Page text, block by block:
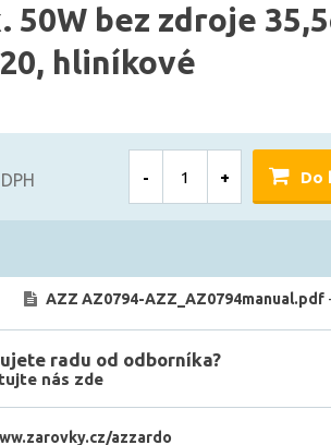
50W bez zdroje
hliníkové
- + Do
AZZ AZ0794-AZZ_AZ0794manual.pdf
radu od odborníka?
nás zde
azzardo